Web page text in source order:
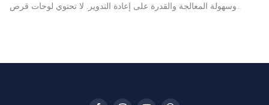
وسهولة المعالجة والقدرة على إعادة التدوير. لا تحتوي لوحات قرص
الألومنيوم ، وتزويدها بشكل كبير. لجميع أنواع المعدات ، حتى في ظروف